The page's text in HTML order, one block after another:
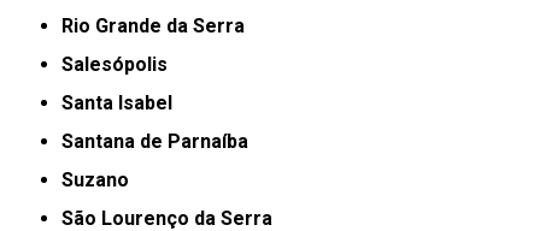
Rio Grande da Serra
Salesópolis
Santa Isabel
Santana de Parnaíba
Suzano
São Lourenço da Serra